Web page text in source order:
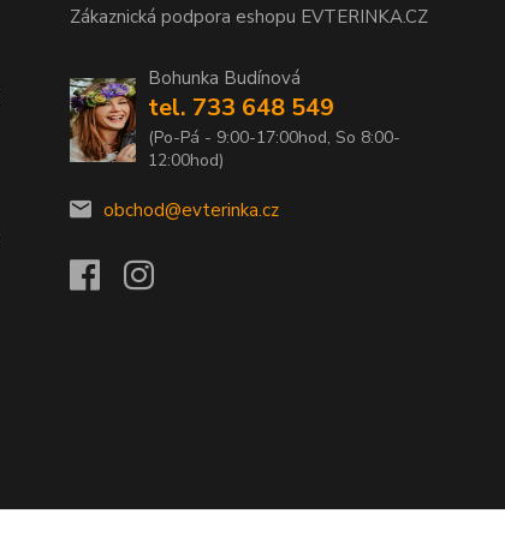
Zákaznická podpora eshopu EVTERINKA.CZ
Bohunka Budínová
tel. 733 648 549
(Po-Pá - 9:00-17:00hod, So 8:00-
12:00hod)
obchod@evterinka.cz